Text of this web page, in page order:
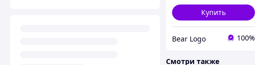
Купить
Bear Logo 100%
Смотри также